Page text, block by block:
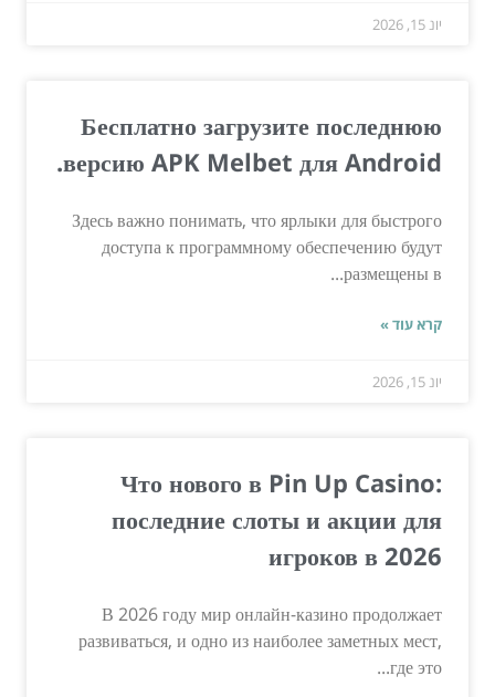
יונ 15, 2026
Бесплатно загрузите последнюю
версию APK Melbet для Android.
Здесь важно понимать, что ярлыки для быстрого
доступа к программному обеспечению будут
размещены в...
קרא עוד »
יונ 15, 2026
Что нового в Pin Up Casino:
последние слоты и акции для
игроков в 2026
В 2026 году мир онлайн-казино продолжает
развиваться, и одно из наиболее заметных мест,
где это...